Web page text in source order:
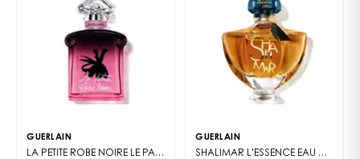
. Véritable hymne à l’amour et à la beauté,
Nahéma demeure une rose éternelle, aussi
majestueuse que mystérieuse.
GUERLAIN
LA PETITE ROBE NOIRE LE PARFUM
GUERLAIN
SHALIMAR L'ESSENCE EAU DE PARFUM INTENSE